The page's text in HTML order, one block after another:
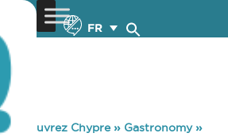
FR
»Découvrez Chypre» Gastronomy»